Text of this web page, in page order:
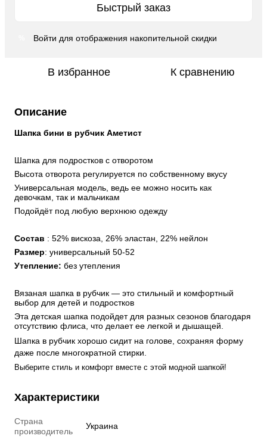
Быстрый заказ
Войти для отображения накопительной скидки
В избранное К сравнению
Описание
Шапка бини в рубчик Аметист
Шапка для подростков с отворотом
Высота отворота регулируется по собственному вкусу
Универсальная модель, ведь ее можно носить как
девочкам, так и мальчикам
Подойдёт под любую верхнюю одежду
Состав : 52% вискоза, 26% эластан, 22% нейлон
Размер: универсальный 50-52
Утепление: без утепления
Вязаная шапка в рубчик — это стильный и комфортный
выбор для детей и подростков
Эта детская шапка подойдет для разных сезонов благодаря
отсутствию флиса, что делает ее легкой и дышащей.
Шапка в рубчик хорошо сидит на голове, сохраняя форму
даже после многократной стирки.
Выберите стиль и комфорт вместе с этой модной шапкой!
Характеристики
Страна
производитель
Украина